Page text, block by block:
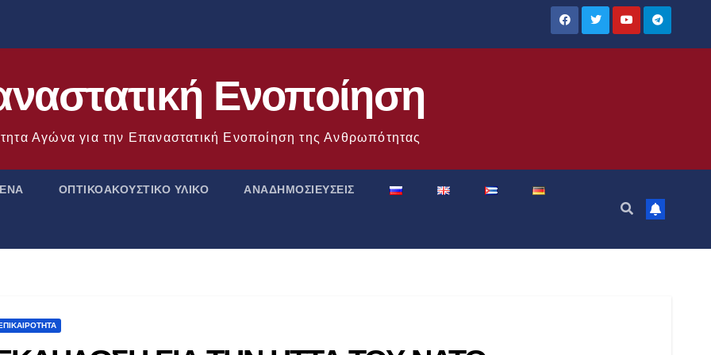
Ενοποίηση
Αγώνα για την Επαναστατική Ενοποίηση της Ανθρωπότητας
ΟΠΤΙΚΟΑΚΟΥΣΤΙΚΟ ΥΛΙΚΟ ΑΝΑΔΗΜΟΣΙΕΥΣΕΙΣ